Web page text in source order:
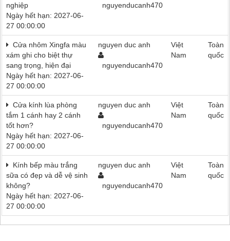
nghiệp
Ngày hết hạn: 2027-06-
27 00:00:00
nguyenducanh470
Cửa nhôm Xingfa màu
xám ghi cho biệt thự
sang trọng, hiện đại
Ngày hết hạn: 2027-06-
27 00:00:00
nguyen duc anh
nguyenducanh470
Việt
Nam
Toàn
quốc
Cửa kính lùa phòng
tắm 1 cánh hay 2 cánh
tốt hơn?
Ngày hết hạn: 2027-06-
27 00:00:00
nguyen duc anh
nguyenducanh470
Việt
Nam
Toàn
quốc
Kính bếp màu trắng
sữa có đẹp và dễ vệ sinh
không?
Ngày hết hạn: 2027-06-
27 00:00:00
nguyen duc anh
nguyenducanh470
Việt
Nam
Toàn
quốc